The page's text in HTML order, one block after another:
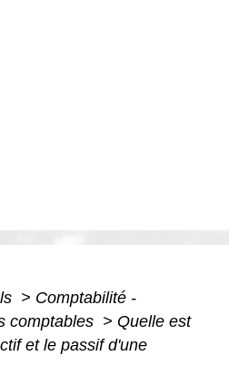
> Comptabilité -
comptables > Quelle est
et le passif d'une